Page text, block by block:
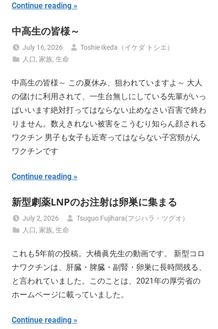
Continue reading
中高生の皆様～
July 16, 2026
Toshie Ikeda（イケダ トシエ）
人口,家族,生命
中高生の皆様～ この夏休み、狙われていますよ～ 大人
の儲けに利用されて、一生台無しにしている先輩がいっ
ぱいいます絶対打ってはならない止めなさい百害で終わ
りません。数えきれない被害をこうむり知らん顔される
ワクチン 男子も女子も近寄ってはならない子宮頸がん
ワクチンです
Continue reading
新型劇薬LNPのお注射は卵巣に集まる
July 2, 2026
Tsuguo Fujihara(フジハラ・ツグオ）
人口,家族,生命
これも5年前の投稿。大橋眞先生の動画です。 新型コロ
ナワクチンは、肝臓・脾臓・副腎・卵巣に長時間残る、
と言われていました。このことは、2021年の厚労省の
ホームページに載っていました。
Continue reading